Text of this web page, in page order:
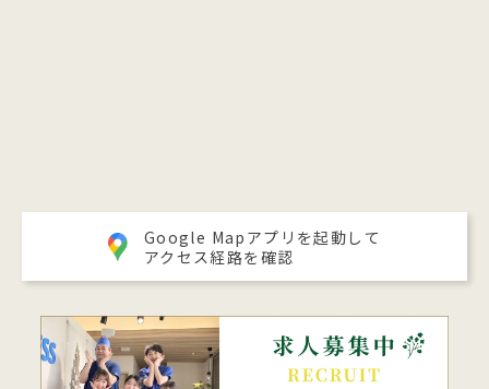
Google Mapアプリを起動して
アクセス経路を確認